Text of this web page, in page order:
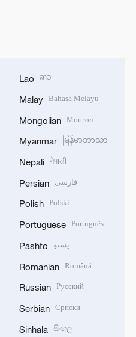
Lao ລາວ
Malay Bahasa Melayu
Mongolian Монгол
Myanmar မြန်မာဘာသာ
Nepali नेपाली
Persian فارسی
Polish Polski
Portuguese Português
Pashto پښتو
Romanian Română
Russian Русский
Serbian Српски
Sinhala සිංහල